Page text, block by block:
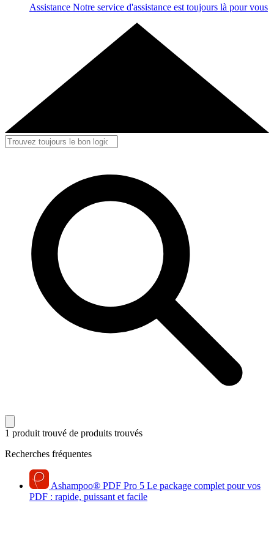
Assistance Notre service d'assistance est toujours là pour vous
1 produit trouvé de produits trouvés
Recherches fréquentes
Ashampoo® PDF Pro 5 Le package complet pour vos
PDF : rapide, puissant et facile